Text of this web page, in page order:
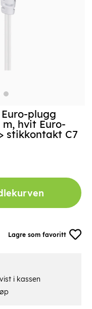
Lagre som favoritt
plugg
hvit Euro-
stikkontakt C7
i kassen